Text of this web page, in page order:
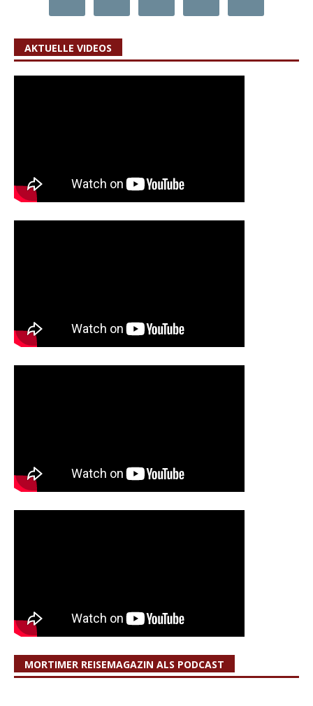
AKTUELLE VIDEOS
MORTIMER REISEMAGAZIN ALS PODCAST